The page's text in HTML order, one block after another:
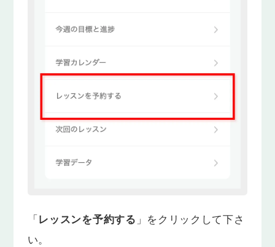
「レッスンを予約する 」をクリックして下さ
い。